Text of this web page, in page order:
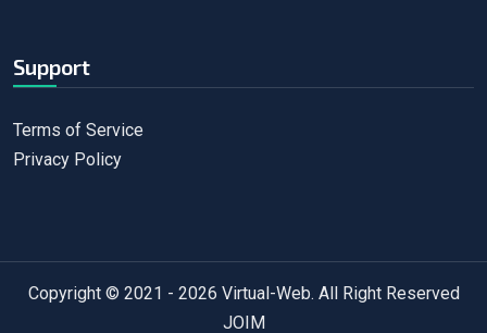
Support
Terms of Service
Privacy Policy
Copyright © 2021 - 2026 Virtual-Web. All Right Reserved
JOIM